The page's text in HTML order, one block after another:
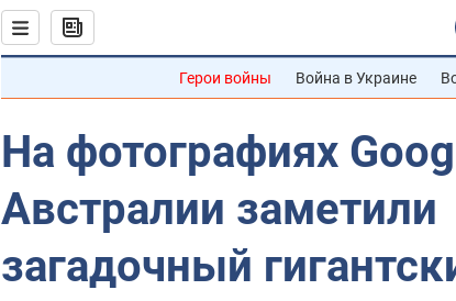
Герои войны Война в Украине
На фотографиях
Австралии заметили
загадочный